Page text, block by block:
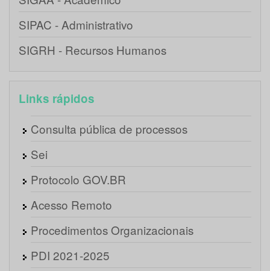
SIPAC - Administrativo
SIGRH - Recursos Humanos
Links rápidos
Consulta pública de processos
Sei
Protocolo GOV.BR
Acesso Remoto
Procedimentos Organizacionais
PDI 2021-2025